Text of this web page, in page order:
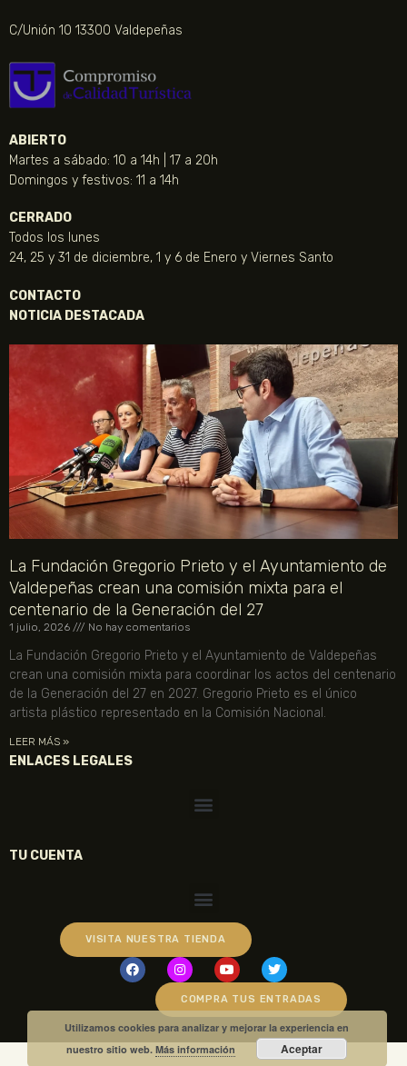
C/Unión 10 13300 Valdepeñas
ABIERTO
Martes a sábado: 10 a 14h | 17 a 20h
Domingos y festivos: 11 a 14h
CERRADO
Todos los lunes
24, 25 y 31 de diciembre, 1 y 6 de Enero y Viernes Santo
CONTACTO
NOTICIA DESTACADA
La Fundación Gregorio Prieto y el Ayuntamiento de
Valdepeñas crean una comisión mixta para el
centenario de la Generación del 27
1 julio, 2026 No hay comentarios
La Fundación Gregorio Prieto y el Ayuntamiento de Valdepeñas
crean una comisión mixta para coordinar los actos del centenario
de la Generación del 27 en 2027. Gregorio Prieto es el único
artista plástico representado en la Comisión Nacional.
LEER MÁS »
ENLACES LEGALES
TU CUENTA
VISITA NUESTRA TIENDA
COMPRA TUS ENTRADAS
Utilizamos cookies para analizar y mejorar la experiencia en
nuestro sitio web.Más información Aceptar